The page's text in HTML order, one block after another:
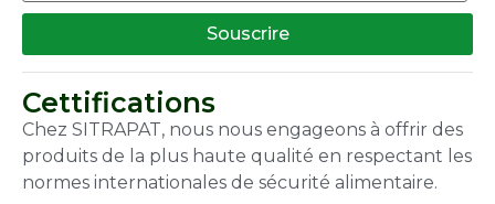
Souscrire
Cettifications
Chez SITRAPAT, nous nous engageons à offrir des
produits de la plus haute qualité en respectant les
normes internationales de sécurité alimentaire.